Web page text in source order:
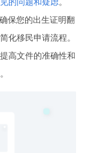
保您的出生证明翻
化移民申请流程。
高文件的准确性和